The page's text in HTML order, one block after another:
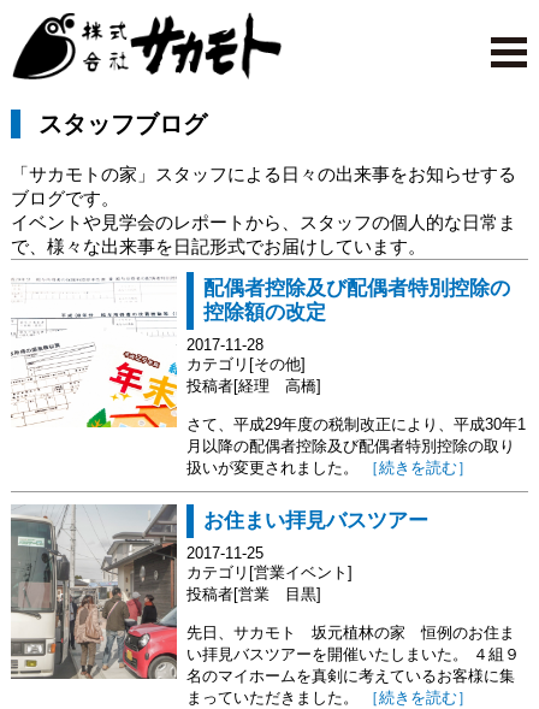
スタッフブログ
「サカモトの家」スタッフによる日々の出来事をお知らせする
ブログです。
イベントや見学会のレポートから、スタッフの個人的な日常ま
で、様々な出来事を日記形式でお届けしています。
配偶者控除及び配偶者特別控除の
控除額の改定
2017-11-28
カテゴリ[その他]
投稿者[経理 高橋]
さて、平成29年度の税制改正により、平成30年1
月以降の配偶者控除及び配偶者特別控除の取り
扱いが変更されました。
［続きを読む］
お住まい拝見バスツアー
2017-11-25
カテゴリ[営業イベント]
投稿者[営業 目黒]
先日、サカモト 坂元植林の家 恒例のお住ま
い拝見バスツアーを開催いたしまいた。 ４組９
名のマイホームを真剣に考えているお客様に集
まっていただきました。
［続きを読む］